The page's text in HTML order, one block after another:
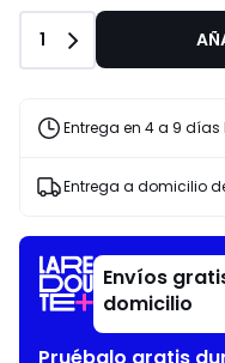
en
lugar
39%
aplicado.
Cantidad
1
Entrega en 4 a 9
Entrega a domicilio
Envíos
domicilio